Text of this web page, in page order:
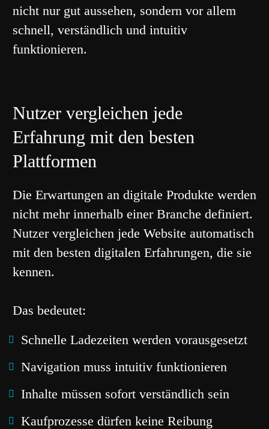
nicht nur gut aussehen, sondern vor allem
schnell, verständlich und intuitiv
funktionieren.
Nutzer vergleichen jede
Erfahrung mit den besten
Plattformen
Die Erwartungen an digitale Produkte werden
nicht mehr innerhalb einer Branche definiert.
Nutzer vergleichen jede Website automatisch
mit den besten digitalen Erfahrungen, die sie
kennen.
Das bedeutet:
Schnelle Ladezeiten werden vorausgesetzt
Navigation muss intuitiv funktionieren
Inhalte müssen sofort verständlich sein
Kaufprozesse dürfen keine Reibung